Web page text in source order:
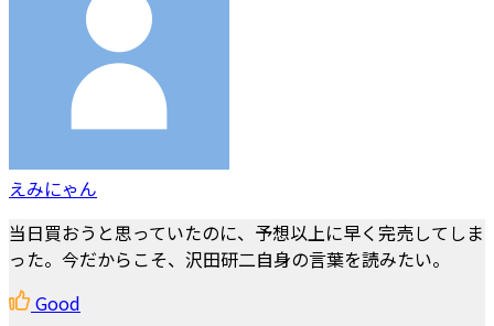
えみにゃん
当日買おうと思っていたのに、予想以上に早く完売してしま
った。今だからこそ、沢田研二自身の言葉を読みたい。
Good